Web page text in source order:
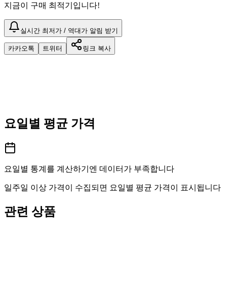
지금이 구매 최적기입니다!
실시간 최저가 / 역대가 알림 받기
카카오톡 트위터 링크 복사
요일별 평균 가격
요일별 통계를 계산하기엔 데이터가 부족합니다
일주일 이상 가격이 수집되면 요일별 평균 가격이 표시됩니다
관련 상품